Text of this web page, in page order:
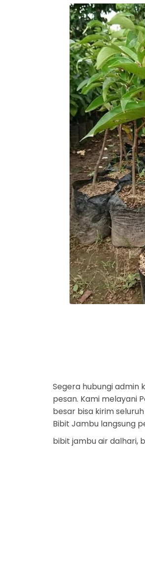
Segera hubungi admin
pesan. Kami melayani
besar bisa kirim
Bibit Jambu langsung
bibit jambu air dalhari,